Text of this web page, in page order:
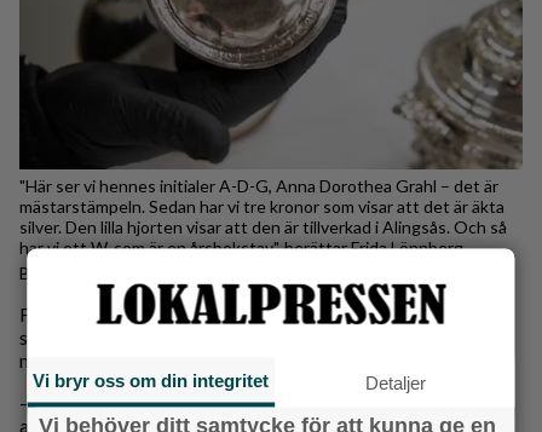
"Här ser vi hennes initialer A-D-G, Anna Dorothea Grahl – det är
mästarstämpeln. Sedan har vi tre kronor som visar att det är äkta
silver. Den lilla hjorten visar att den är tillverkad i Alingsås. Och så
har vi ett W, som är en årsbokstav", berättar Frida Lönnberg.
Frida Lönnberg sätter också in hantverket i ett större
sammanhang. Att vara silversmed på 1700-talet var ett
mansdominerat och hårt reglerat yrke.
– Man började som lärling, fick göra enklare arbeten och
arbetade i flera år hos en mästare under sin gesällvandring.
Vi bryr oss om din integritet Detaljer
Vi behöver ditt samtycke för att kunna ge en